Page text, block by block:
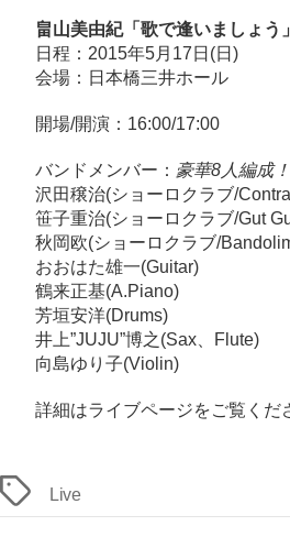
チ
ケ
ッ
完
売
御
礼！
へ
の
畠山美由紀「歌で逢いましょう
日程：2015年5月17日(日)
会場： 日本橋三井ホール
開場/開演：16:00/17:00
バンドメンバー： 豪華8人編成！
沢田穣治(ショーロクラブ/
笹子重治(ショーロクラブ/Gut
秋岡欧(ショーロクラブ/
おおはた雄一(Guitar)
鶴来正基(A.Piano)
芳垣安洋(Drums)
井上”JUJU”博之(Sax、Flute)
向島ゆり子(Violin)
詳細はライブページをご覧くだ
タ
グ
Live